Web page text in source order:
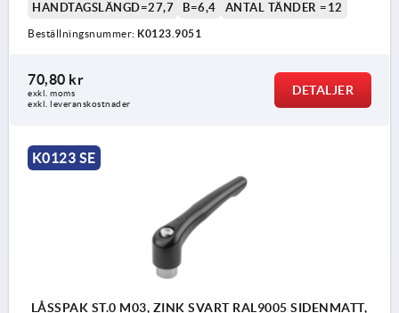
HANDTAGSLÄNGD=27,7
B=6,4 ANTAL TÄNDER =12
Beställningsnummer: K0123.9051
70,80 kr
exkl. moms
exkl. leveranskostnader
DETALJER
K0123 SE
LÅSSPAK ST.0 M03, ZINK SVART RAL9005 SIDENMATT,